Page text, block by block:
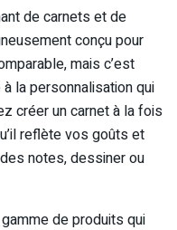
de carnets et de
conçu pour
mais c’est
la personnalisation qui
créer un carnet à la fois
reflète vos goûts et
notes, dessiner ou
de produits qui